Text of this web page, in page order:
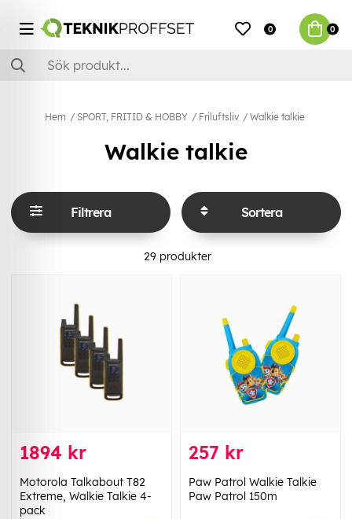
0 0
Hem SPORT, FRITID & HOBBY Friluftsliv Walkie talkie
Walkie talkie
Filtrera Sortera
29 produkter
1894 kr
Motorola Talkabout T82
Extreme, Walkie Talkie 4-
pack
257 kr
Paw Patrol Walkie Talkie
Paw Patrol 150m